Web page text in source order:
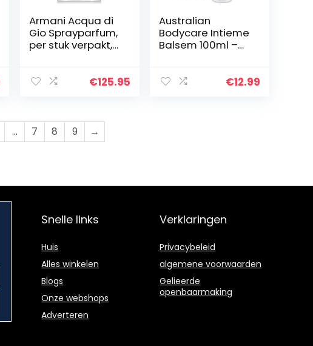
Armani Acqua di
Gio Sprayparfum,
per stuk verpakt,
€125.95
Australian
Bodycare Intieme
Balsem 100ml –
Intieme Zones,
€12.99
… 7 8 9 →
Snelle links
Huis
Alles winkelen
Blogs
Onze webshops
Adverteren
Verklaringen
Privacybeleid
algemene voorwaarden
Gelieerde
openbaarmaking